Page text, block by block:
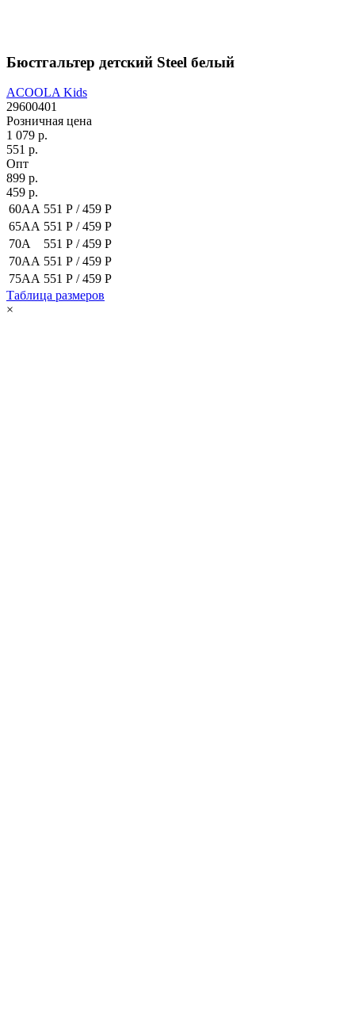
Бюстгальтер детский Steel белый
ACOOLA Kids
29600401
Розничная цена
1 079 р.
551 р.
Опт
899 р.
459 р.
60AA 551 Р /459 Р
65AA 551 Р /459 Р
70A
551 Р /459 Р
70AA 551 Р /459 Р
75AA 551 Р /459 Р
Таблица размеров
×